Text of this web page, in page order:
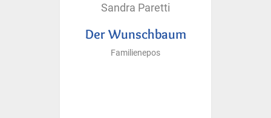
Sandra Paretti
Der Wunschbaum
Familienepos